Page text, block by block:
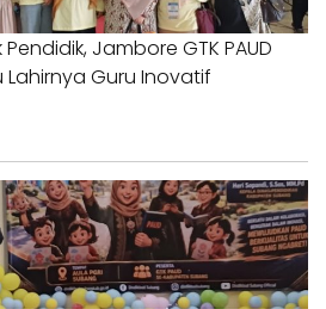
Jambore GTK PAUD
Guru Inovatif